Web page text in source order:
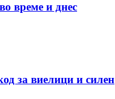
време и днес
за виелици и силен